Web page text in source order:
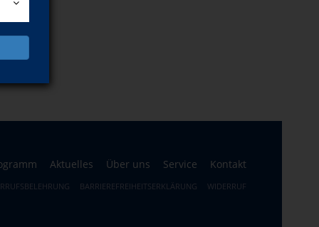
Aktuelles Über uns Service Kontakt
BARRIEREFREIHEITSERKLÄRUNG WIDERRUF